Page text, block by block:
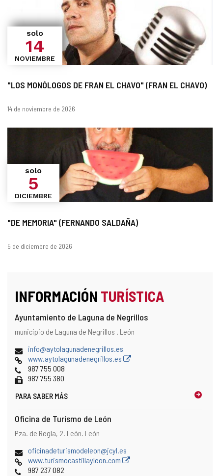
"LOS MONÓLOGOS DE FRAN EL CHAVO" (FRAN EL CHAVO)
solo
14
NOVIEMBRE
Fechas
14 de noviembre de 2026
"DE MEMORIA" (FERNANDO SALDAÑA)
solo
5
DICIEMBRE
Fechas
5 de diciembre de 2026
INFORMACIÓN TURÍSTICA
Ayuntamiento de Laguna de Negrillos
Dirección
Dirección
municipio de Laguna de Negrillos . León
Dirección
de
correo
electrónico
info@aytolagunadenegrillos.es
Página
Web
www.aytolagunadenegrillos.es
Teléfonos
987 755 008
Fax 987 755 380
PARA SABER MÁS
Oficina de Turismo de León
Dirección
Dirección
Pza. de Regla, 2. León. León
Dirección
de
correo
oficinadeturismodeleon@jcyl.es
Página
Web
www.turismocastillayleon.com
Teléfonos
987 237 082